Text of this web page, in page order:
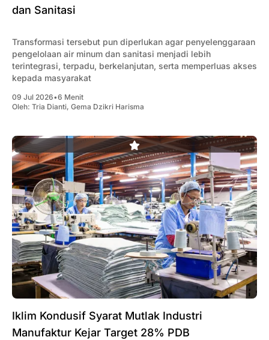
dan Sanitasi
Transformasi tersebut pun diperlukan agar penyelenggaraan
pengelolaan air minum dan sanitasi menjadi lebih
terintegrasi, terpadu, berkelanjutan, serta memperluas akses
kepada masyarakat
09 Jul 2026•6 Menit
Oleh: Tria Dianti, Gema Dzikri Harisma
Iklim Kondusif Syarat Mutlak Industri
Manufaktur Kejar Target 28% PDB